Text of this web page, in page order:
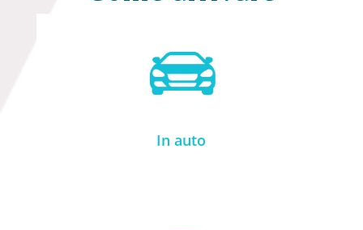
In auto
In auto